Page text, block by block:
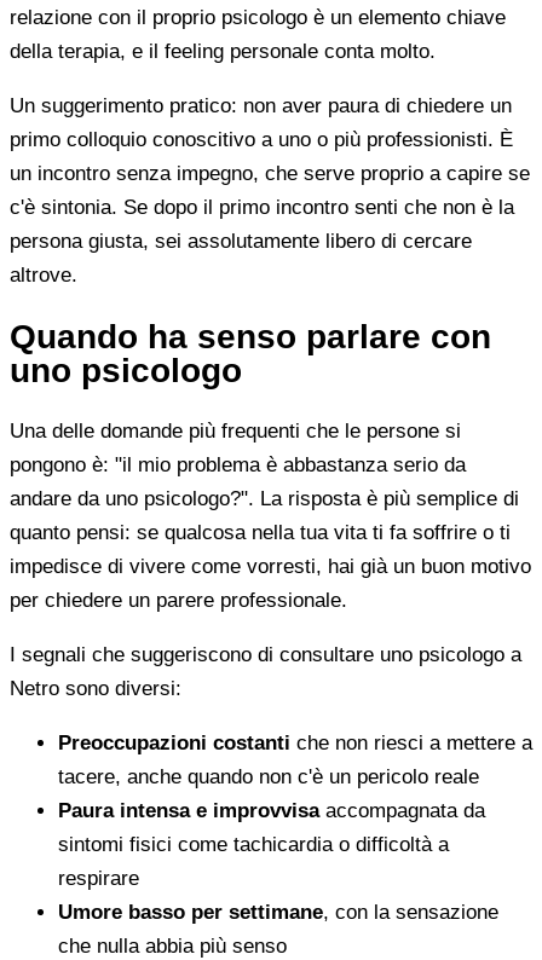
relazione con il proprio psicologo è un elemento chiave
della terapia, e il feeling personale conta molto.
Un suggerimento pratico: non aver paura di chiedere un
primo colloquio conoscitivo a uno o più professionisti. È
un incontro senza impegno, che serve proprio a capire se
c'è sintonia. Se dopo il primo incontro senti che non è la
persona giusta, sei assolutamente libero di cercare
altrove.
Quando ha senso parlare con
uno psicologo
Una delle domande più frequenti che le persone si
pongono è: "il mio problema è abbastanza serio da
andare da uno psicologo?". La risposta è più semplice di
quanto pensi: se qualcosa nella tua vita ti fa soffrire o ti
impedisce di vivere come vorresti, hai già un buon motivo
per chiedere un parere professionale.
I segnali che suggeriscono di consultare uno psicologo a
Netro sono diversi:
Preoccupazioni costanti che non riesci a mettere a
tacere, anche quando non c'è un pericolo reale
Paura intensa e improvvisaaccompagnata da
sintomi fisici come tachicardia o difficoltà a
respirare
Umore basso per settimane, con la sensazione
che nulla abbia più senso